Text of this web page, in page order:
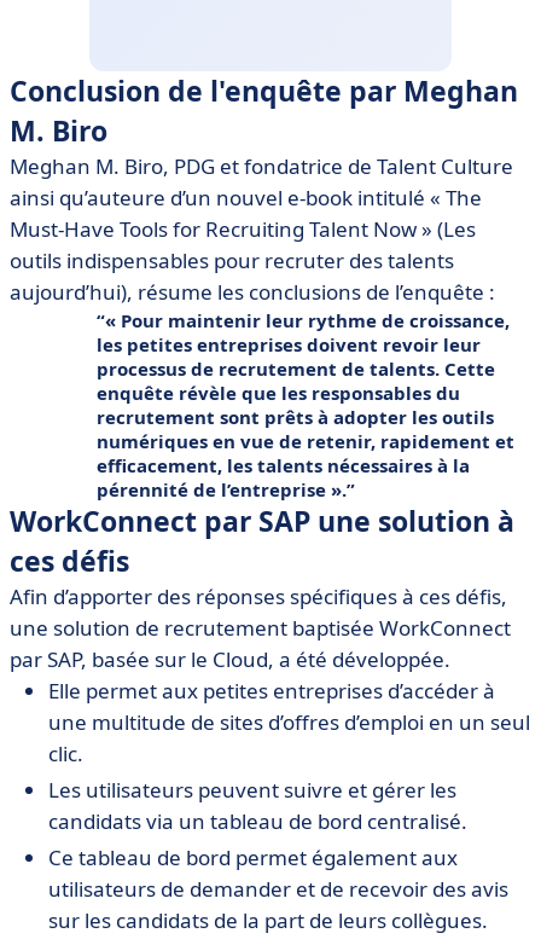
Conclusion de l'enquête par Meghan
M. Biro
Meghan M. Biro, PDG et fondatrice de Talent Culture
ainsi qu’auteure d’un nouvel e-book intitulé « The
Must-Have Tools for Recruiting Talent Now » (Les
outils indispensables pour recruter des talents
aujourd’hui), résume les conclusions de l’enquête :
« Pour maintenir leur rythme de croissance,
les petites entreprises doivent revoir leur
processus de recrutement de talents. Cette
enquête révèle que les responsables du
recrutement sont prêts à adopter les outils
numériques en vue de retenir, rapidement et
efficacement, les talents nécessaires à la
pérennité de l’entreprise ».
WorkConnect par SAP une solution à
ces défis
Afin d’apporter des réponses spécifiques à ces défis,
une solution de recrutement baptisée WorkConnect
par SAP, basée sur le Cloud, a été développée.
Elle permet aux petites entreprises d’accéder à
une multitude de sites d’offres d’emploi en un seul
clic.
Les utilisateurs peuvent suivre et gérer les
candidats via un tableau de bord centralisé.
Ce tableau de bord permet également aux
utilisateurs de demander et de recevoir des avis
sur les candidats de la part de leurs collègues.